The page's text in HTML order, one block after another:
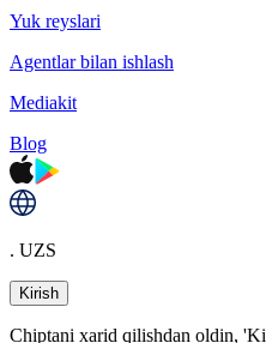
Yuk reyslari
Agentlar bilan ishlash
Mediakit
Blog
. UZS
Kirish
Chiptani xarid qilishdan oldin,